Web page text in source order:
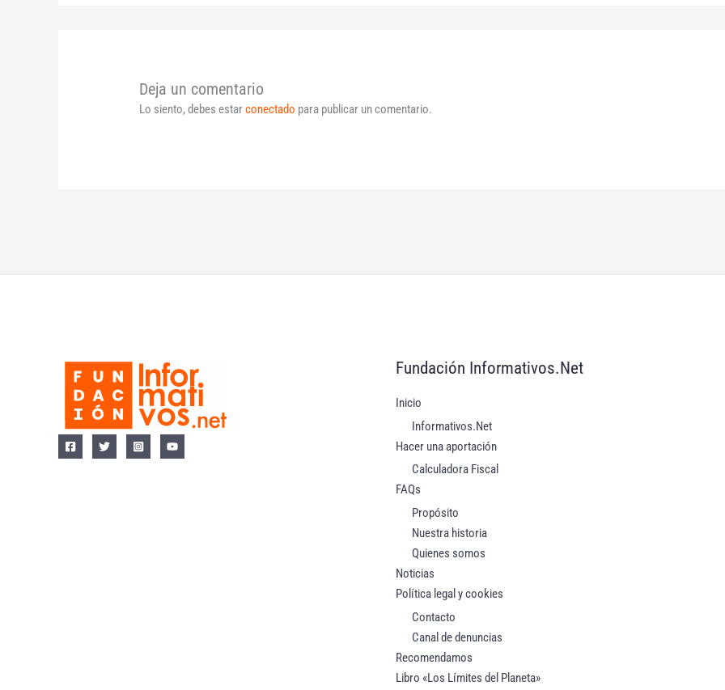
Deja un comentario
Lo siento, debes estarconectado para publicar un comentario.
Fundación Informativos.Net
Inicio
Informativos.Net
Hacer una aportación
Calculadora Fiscal
FAQs
Propósito
Nuestra historia
Quienes somos
Noticias
Política legal y cookies
Contacto
Canal de denuncias
Recomendamos
Libro «Los Límites del Planeta»